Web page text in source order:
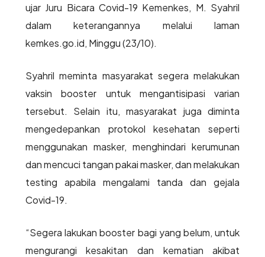
ujar Juru Bicara Covid-19 Kemenkes, M. Syahril
dalam keterangannya melalui laman
kemkes.go.id, Minggu (23/10).
Syahril meminta masyarakat segera melakukan
vaksin booster untuk mengantisipasi varian
tersebut. Selain itu, masyarakat juga diminta
mengedepankan protokol kesehatan seperti
menggunakan masker, menghindari kerumunan
dan mencuci tangan pakai masker, dan melakukan
testing apabila mengalami tanda dan gejala
Covid-19.
“Segera lakukan booster bagi yang belum, untuk
mengurangi kesakitan dan kematian akibat